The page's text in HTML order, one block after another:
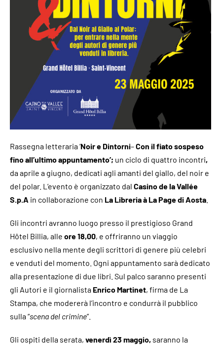
CONTATTI
Rassegna letteraria ‘Noir e Dintorni–Con il fiato sospeso
fino all’ultimo appuntamento’; un ciclo di quattro incontri,
da aprile a giugno, dedicati agli amanti del giallo, del noir e
del polar. L’evento è organizzato dal Casino de la Vallée
S.p.A in collaborazione con La Libreria à La Page di Aosta.
Gli incontri avranno luogo presso il prestigioso Grand
Hôtel Billia, alle ore 18,00, e offriranno un viaggio
esclusivo nella mente degli scrittori di genere più celebri
e venduti del momento. Ogni appuntamento sarà dedicato
alla presentazione di due libri. Sul palco saranno presenti
gli Autori e il giornalista Enrico Martinet, firma de La
Stampa, che modererà l’incontro e condurrà il pubblico
sulla “scena del crimine”.
Gli ospiti della serata, venerdì 23 maggio, saranno la